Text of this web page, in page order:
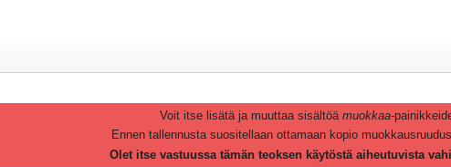
Voit itse lisätä ja muuttaa sisältöä muokkaa-
Ennen tallennusta suositellaan ottamaan kopio
Olet itse vastuussa tämän teoksen käytöstä aiheutuvista